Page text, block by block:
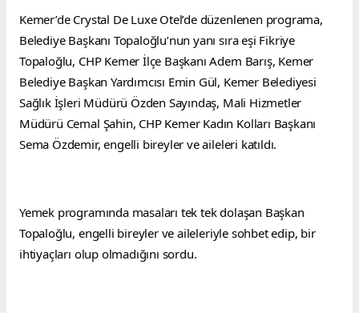
Kemer’de Crystal De Luxe Otel’de düzenlenen programa,
Belediye Başkanı Topaloğlu’nun yanı sıra eşi Fikriye
Topaloğlu, CHP Kemer İlçe Başkanı Adem Barış, Kemer
Belediye Başkan Yardımcısı Emin Gül, Kemer Belediyesi
Sağlık İşleri Müdürü Özden Sayındaş, Mali Hizmetler
Müdürü Cemal Şahin, CHP Kemer Kadın Kolları Başkanı
Sema Özdemir, engelli bireyler ve aileleri katıldı.
Yemek programında masaları tek tek dolaşan Başkan
Topaloğlu, engelli bireyler ve aileleriyle sohbet edip, bir
ihtiyaçları olup olmadığını sordu.